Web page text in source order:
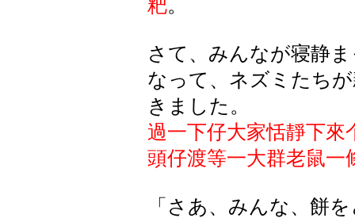
粑。
さて、みんなが寝静
なって、ネズミたち
きました。
過一下仔大家恬靜下來
頭仔渡等一大群老鼠一
「さあ、みんな、餅